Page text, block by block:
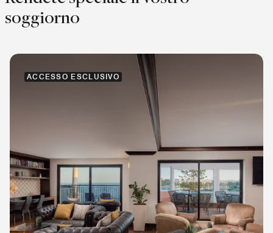
soggiorno
ACCESSO ESCLUSIVO